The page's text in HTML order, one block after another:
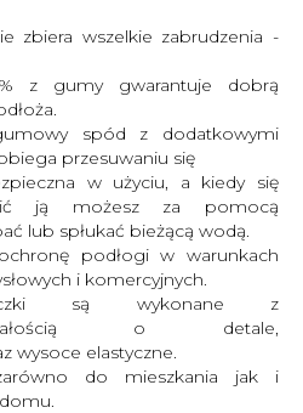
zbiera wszelkie zabrudzenia -
z gumy gwarantuje dobrą
spód z dodatkowymi
przesuwaniu się
w użyciu, a kiedy się
ją możesz za pomocą
lub spłukać bieżącą wodą.
podłogi w warunkach
i komercyjnych.
są wykonane z
o detale,
wysoce elastyczne.
do mieszkania jak i